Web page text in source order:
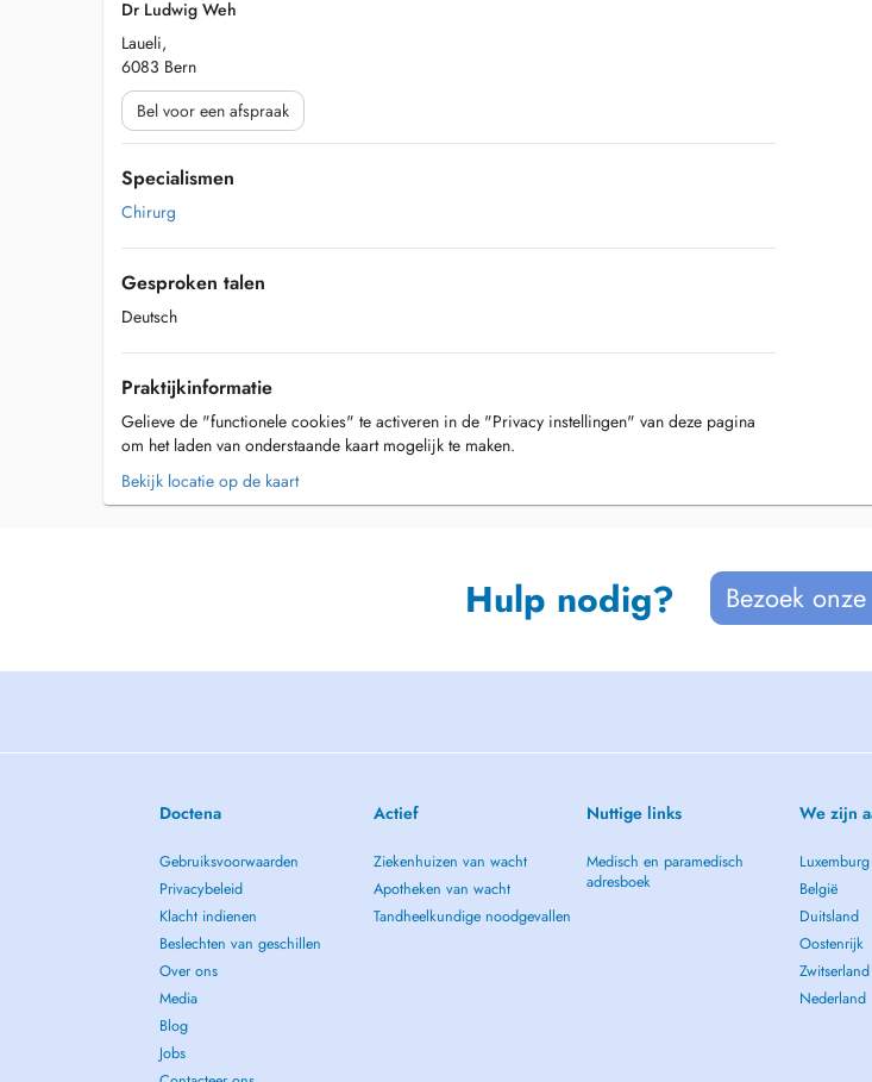
Dr Ludwig Weh
Laueli,
6083 Bern
Bel voor een afspraak
Specialismen
Chirurg
Gesproken talen
Deutsch
Praktijkinformatie
Gelieve de "functionele cookies" te activeren in de "Privacy instellingen" van deze pagina
om het laden van onderstaande kaart mogelijk te maken.
Bekijk locatie op de kaart
Hulp nodig? Bezoek
Doctena
Gebruiksvoorwaarden
Privacybeleid
Klacht indienen
Beslechten van geschillen
Over ons
Media
Blog
Jobs
Actief
Ziekenhuizen van wacht
Apotheken van wacht
Tandheelkundige noodgevallen
Nuttige links
Medisch en paramedisch
adresboek
We zijn
Luxemburg
België
Duitsland
Oostenrijk
Zwitserland
Nederland